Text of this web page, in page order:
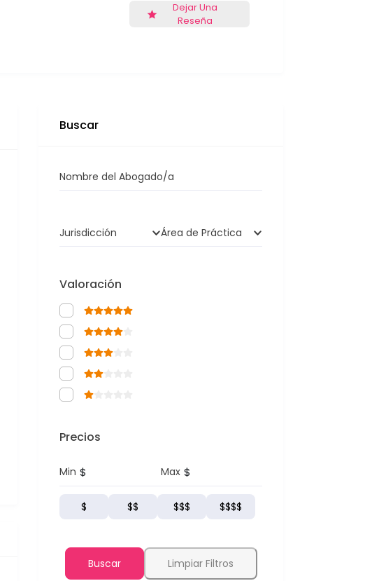
Dejar Una
Reseña
Buscar
Nombre del Abogado/a
Jurisdicción Área de Práctica
Valoración
Precios
Min $ Max $
$ $$ $$$ $$$$
Buscar Limpiar Filtros